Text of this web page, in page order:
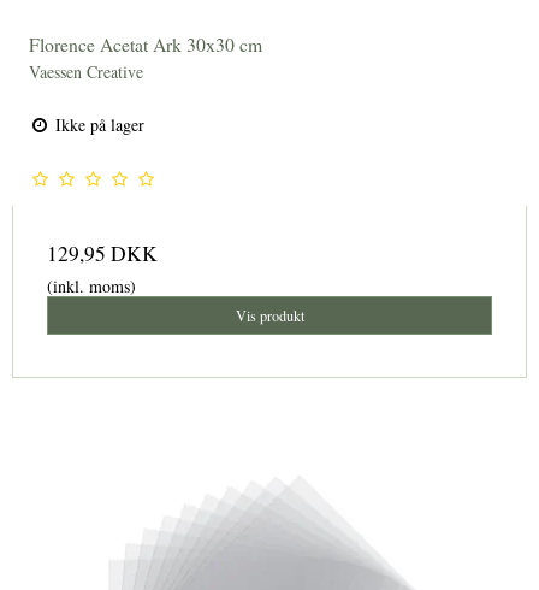
Florence Acetat Ark 30x30 cm
Vaessen Creative
Ikke på lager
129,95 DKK
(inkl. moms)
Vis produkt